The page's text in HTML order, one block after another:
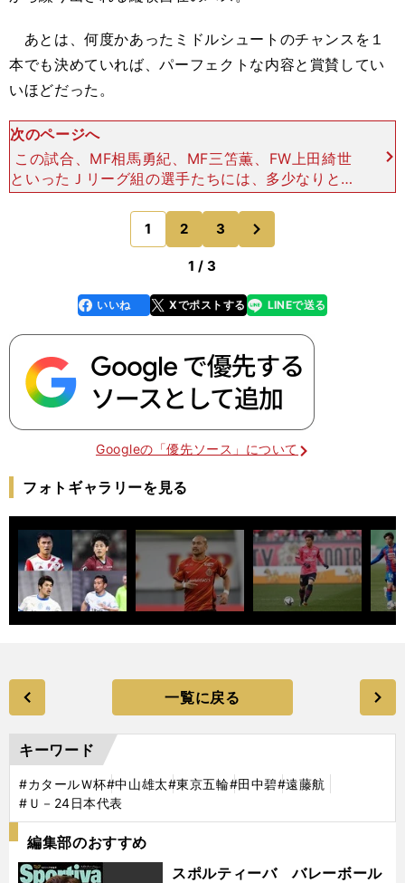
あとは、何度かあったミドルシュートのチャンスを１
本でも決めていれば、パーフェクトな内容と賞賛してい
いほどだった。
次のページへ
この試合、MF相馬勇紀、MF三笘薫、FW上田綺世
といったＪリーグ組の選手たちには、多少なりとも
普段の力が発揮できない様子が見られた。日常とは
異なる相手選手の間合いやパワーに戸惑っていたと
ころがあったの
1 2 3
のページへ
1 / 3
faceboo
k
いいね Xでポストする
line LINEで送る
Googleの「優先ソース」について
フォトギャラリーを見る
一覧に戻る
キーワード
#カタールＷ杯#中山雄太#東京五輪#田中碧#遠藤航
#Ｕ－24日本代表
編集部のおすすめ
スポルティーバ バレーボール